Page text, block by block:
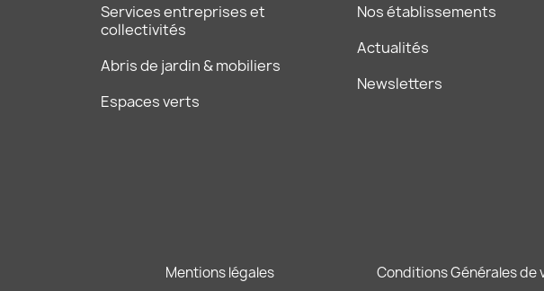
Services entreprises et
collectivités
Abris de jardin & mobiliers
Espaces verts
Nos établissements
Actualités
Newsletters
Mentions légales Conditions Générales de